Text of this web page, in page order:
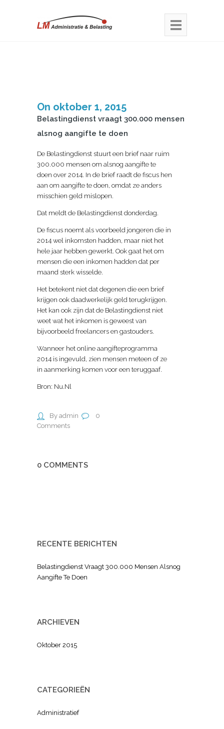
On oktober 1, 2015
Belastingdienst vraagt 300.000 mensen
alsnog aangifte te doen
De Belastingdienst stuurt een brief naar ruim
300.000 mensen om alsnog aangifte te
doen over 2014. In de brief raadt de fiscus hen
aan om aangifte te doen, omdat ze anders
misschien geld mislopen.
Dat meldt de Belastingdienst donderdag.
De fiscus noemt als voorbeeld jongeren die in
2014 wel inkomsten hadden, maar niet het
hele jaar hebben gewerkt. Ook gaat het om
mensen die een inkomen hadden dat per
maand sterk wisselde.
Het betekent niet dat degenen die een brief
krijgen ook daadwerkelijk geld terugkrijgen.
Het kan ook zijn dat de Belastingdienst niet
weet wat het inkomen is geweest van
bijvoorbeeld freelancers en gastouders.
Wanneer het online aangifteprogramma
2014 is ingevuld, zien mensen meteen of ze
in aanmerking komen voor een teruggaaf.
Bron: Nu.Nl
By admin
0
Comments
0 COMMENTS
RECENTE BERICHTEN
Belastingdienst Vraagt 300.000 Mensen Alsnog
Aangifte Te Doen
ARCHIEVEN
Oktober 2015
CATEGORIEËN
Administratief